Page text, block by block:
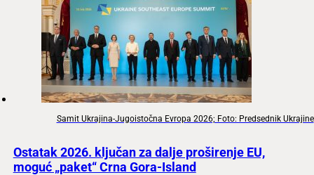
Samit Ukrajina-Jugoistočna Evropa 2026; Foto: Predsednik Ukrajine
Ostatak 2026. ključan za dalje proširenje EU,
moguć „paket“ Crna Gora-Island